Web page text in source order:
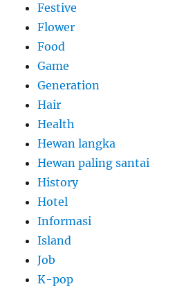
Festive
Flower
Food
Game
Generation
Hair
Health
Hewan langka
Hewan paling santai
History
Hotel
Informasi
Island
Job
K-pop